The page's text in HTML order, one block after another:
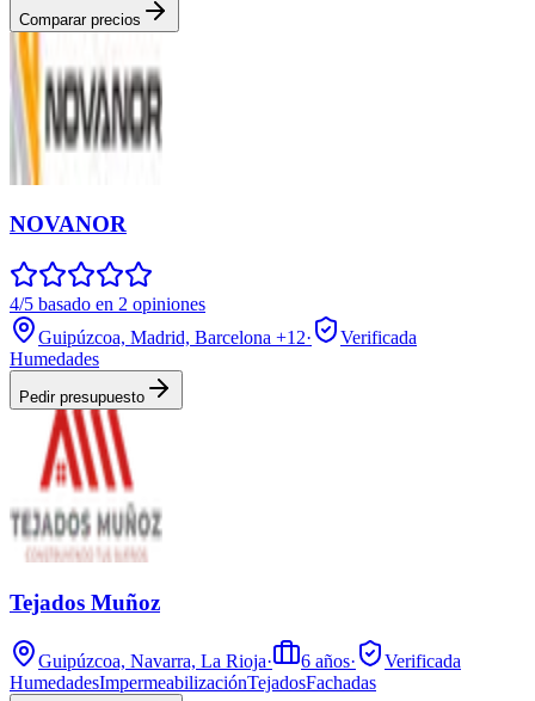
Comparar precios
NOVANOR
4/5 basado en 2 opiniones
Guipúzcoa, Madrid, Barcelona +12·
Verificada
Humedades
Pedir presupuesto
Tejados Muñoz
Guipúzcoa, Navarra, La Rioja· 6 años·
Verificada
HumedadesImpermeabilizaciónTejadosFachadas